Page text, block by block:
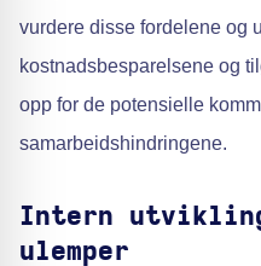
vurdere disse fordelene og
kostnadsbesparelsene og
opp for de potensielle
samarbeidshindringene.
Intern
ulemper